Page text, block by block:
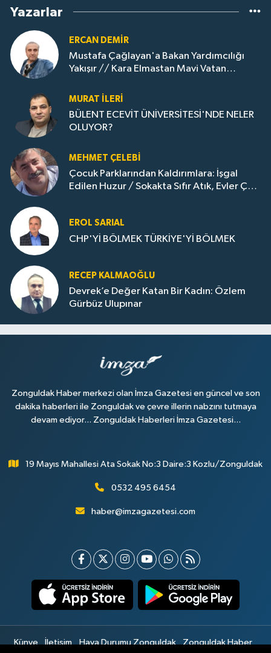
Yazarlar
ERCAN DEMIR
Mustafa Çağlayan'a Bakan Yardımcılığı
Yakışır // ​Kara Elmastan Mavi Vatan
MURAT İLERI
BÜLENT ECEVİT ÜNİVERSİTESİ'NDE NELER
OLUYOR?
MEHMET ÇELEBI
Çocuk Parklarından Kaldırımlara: İşgal
Edilen Huzur / Sokakta Sıfır Atık, Evler Çöp
EROL SARIAL
CHP'Yİ BÖLMEK TÜRKİYE'Yİ BÖLMEK
RECEP KALMAOĞLU
Devrek’e Değer Katan Bir Kadın: Özlem
Gürbüz Ulupınar
Zonguldak Haber merkezi olan İmza Gazetesi en güncel ve son
dakika haberleri ile Zonguldak ve çevre illerin nabzını tutmaya
devam ediyor... Zonguldak Haberleri İmza Gazetesi...
19 Mayıs Mahallesi Ata Sokak No:3 Daire:3 Kozlu/Zonguldak
0532 495 6454
haber@imzagazetesi.com
Künye İletişim Hava Durumu Zonguldak
Zonguldak Haber